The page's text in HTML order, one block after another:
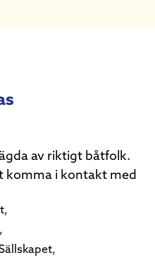
av riktigt båtfolk.
komma i kontakt med